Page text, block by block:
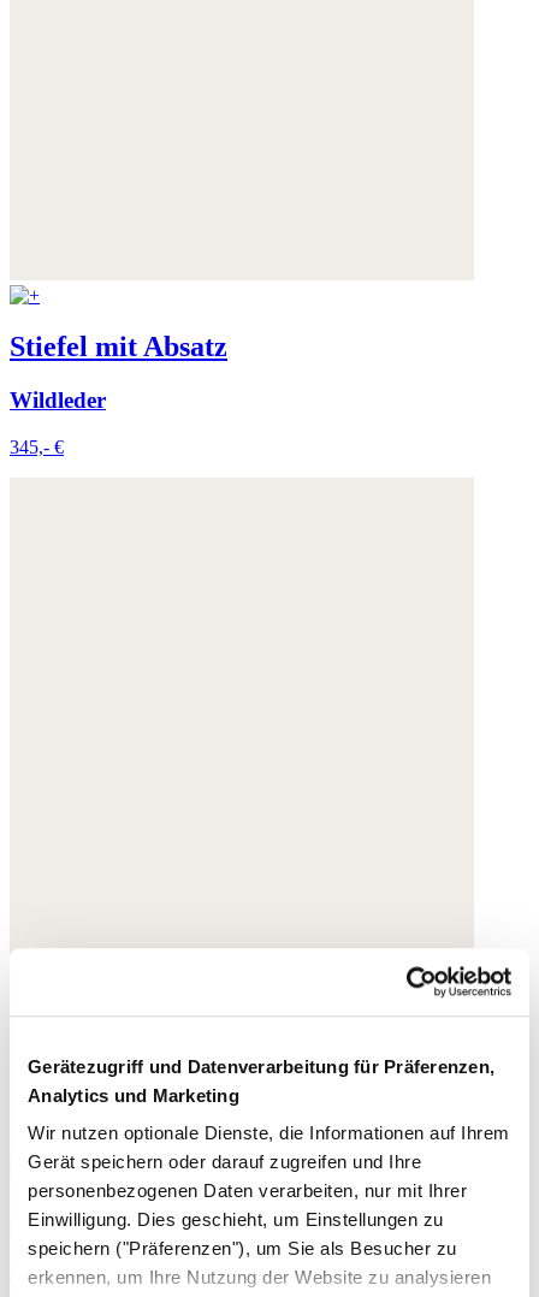
Gerätezugriff und Datenverarbeitung für Präferenzen,
Analytics und Marketing
Wir nutzen optionale Dienste, die Informationen auf Ihrem
Gerät speichern oder darauf zugreifen und Ihre
personenbezogenen Daten verarbeiten, nur mit Ihrer
Einwilligung. Dies geschieht, um Einstellungen zu
speichern ("Präferenzen"), um Sie als Besucher zu
erkennen, um Ihre Nutzung der Website zu analysieren
Stiefel mit Absatz
Wildleder
345,- €
Zopfmuster-Pullover
Alpaka-Merinowolle-Mischung